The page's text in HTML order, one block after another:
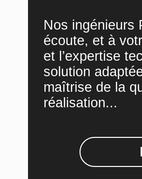
Nos ingénieurs
écoute, et à
et l’expertise
solution
maîtrise de la
réalisation...